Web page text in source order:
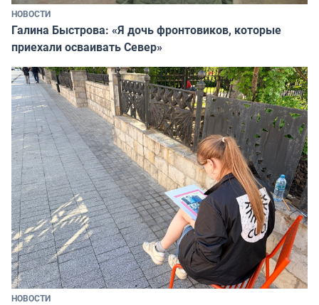
НОВОСТИ
Галина Быстрова: «Я дочь фронтовиков, которые
приехали осваивать Север»
НОВОСТИ